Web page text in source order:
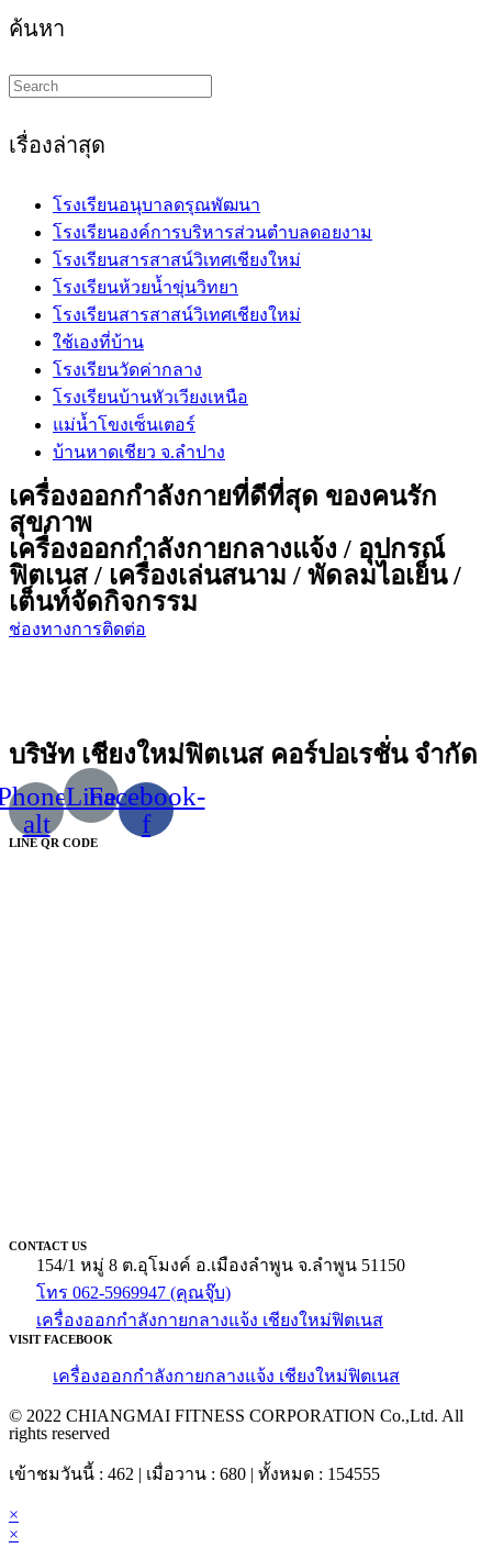
ค้นหา
Search
this
เรื่องล่าสุด
โรงเรียนอนุบาลดรุณพัฒนา
โรงเรียนองค์การบริหารส่วนตำบลดอยงาม
โรงเรียนสารสาสน์วิเทศเชียงใหม่
โรงเรียนห้วยน้ำขุ่นวิทยา
โรงเรียนสารสาสน์วิเทศเชียงใหม่
ใช้เองที่บ้าน
โรงเรียนวัดค่ากลาง
โรงเรียนบ้านหัวเวียงเหนือ
แม่น้ำโขงเซ็นเตอร์
บ้านหาดเชียว จ.ลำปาง
เครื่องออกกำลังกายที่ดีที่สุด ของคนรัก
สุขภาพ
เครื่องออกกำลังกายกลางแจ้ง / อุปกรณ์
ฟิตเนส / เครื่องเล่นสนาม / พัดลมไอเย็น /
เต็นท์จัดกิจกรรม
ช่องทางการติดต่อ
บริษัท เชียงใหม่ฟิตเนส คอร์ปอเรชั่น จำกัด
alt
Line
Facebook-
f
LINE QR CODE
CONTACT US
154/1 หมู่ 8 ต.อุโมงค์ อ.เมืองลำพูน จ.ลำพูน 51150
โทร 062-5969947 (คุณจุ๊บ)
เครื่องออกกำลังกายกลางแจ้ง เชียงใหม่ฟิตเนส
VISIT FACEBOOK
เครื่องออกกำลังกายกลางแจ้ง เชียงใหม่ฟิตเนส
© 2022 CHIANGMAI FITNESS CORPORATION Co.,Ltd. All
rights reserved
เข้าชมวันนี้ : 462 | เมื่อวาน : 680 | ทั้งหมด : 154555
×
×